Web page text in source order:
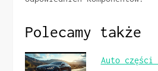
Polecamy także
Auto części